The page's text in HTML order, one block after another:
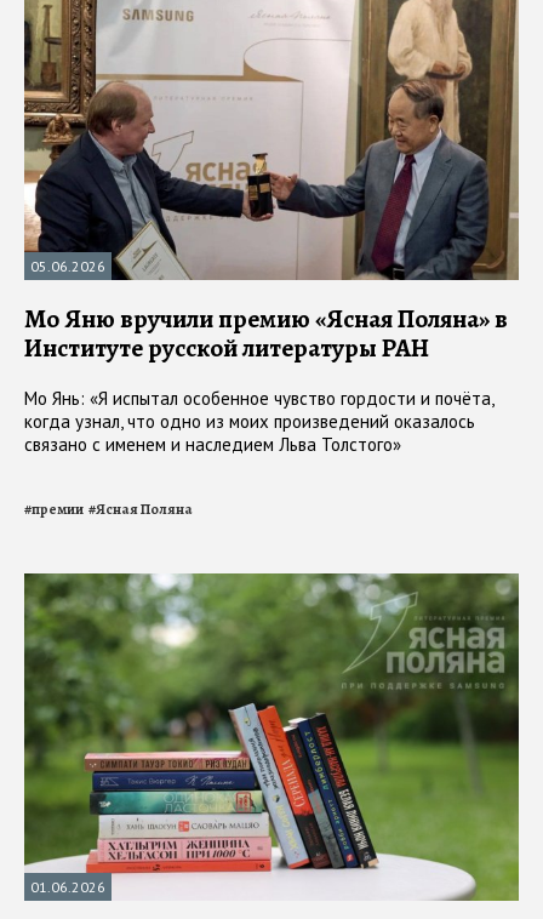
05.06.2026
Мо Яню вручили премию «Ясная Поляна» в
Институте русской литературы РАН
Мо Янь: «Я испытал особенное чувство гордости и почёта,
когда узнал, что одно из моих произведений оказалось
связано с именем и наследием Льва Толстого»
#премии #Ясная Поляна
01.06.2026